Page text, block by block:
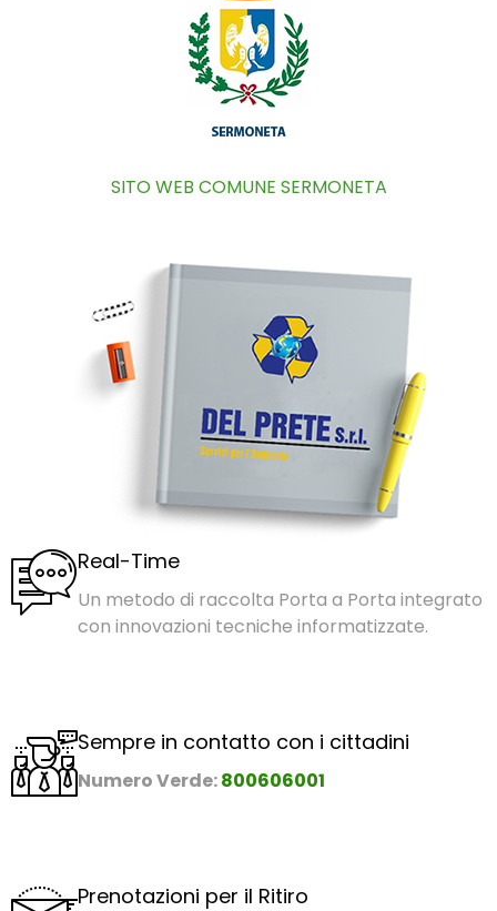
SITO WEB COMUNE SERMONETA
Real-Time
Un metodo di raccolta Porta a Porta integrato
con innovazioni tecniche informatizzate.
Sempre in contatto con i cittadini
Numero Verde:800606001
Prenotazioni per il Ritiro